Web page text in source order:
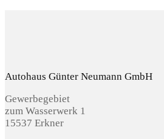
Autohaus Günter Neumann GmbH
Gewerbegebiet
zum Wasserwerk 1
15537 Erkner